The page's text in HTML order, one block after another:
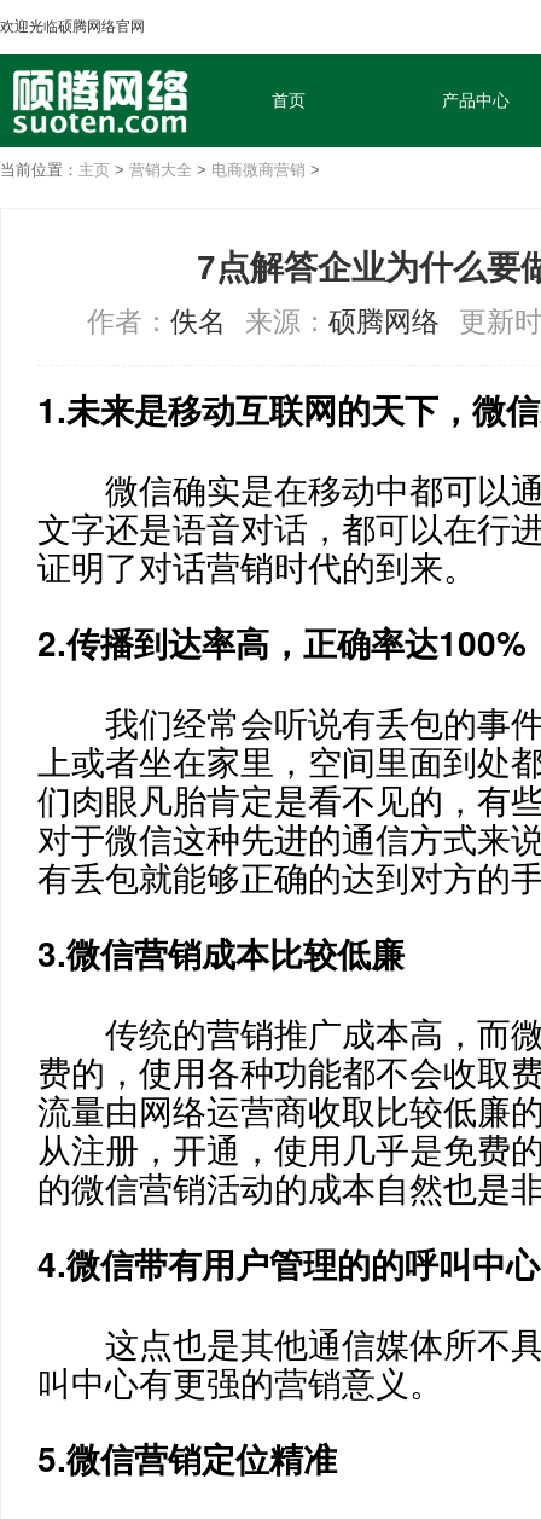
欢迎光临硕腾网络官网
首页 产品中心
当前位置： 主页 > 营销大全 > 电商微商营销 >
7点解答企业为什么要
作者：佚名 来源：硕腾网络 更新
1.未来是移动互联网的天下，微
微信确实是在移动中都可以
文字还是语音对话，都可以在行
证明了对话营销时代的到来。
2.传播到达率高，正确率达100%
我们经常会听说有丢包的事
上或者坐在家里，空间里面到处
们肉眼凡胎肯定是看不见的，有
对于微信这种先进的通信方式来
有丢包就能够正确的达到对方的
3.微信营销成本比较低廉
传统的营销推广成本高，而
费的，使用各种功能都不会收取
流量由网络运营商收取比较低廉
从注册，开通，使用几乎是免费
的微信营销活动的成本自然也是
4.微信带有用户管理的的呼叫中心
这点也是其他通信媒体所不
叫中心有更强的营销意义。
5.微信营销定位精准